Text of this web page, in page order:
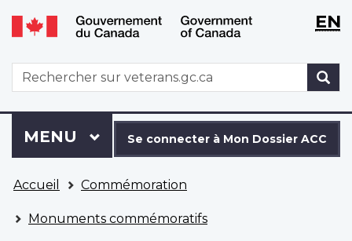
Aller
au
principal
Passer
à
version
HTML
simplifiée
WxT
WxTEN
WxT
Search
form
connecter
à
Dossier
ACC
Se connecter à Mon Dossier ACC
Menu
MENU PRINCIPAL
êtes
ici
Accueil Commémoration
Monuments commémoratifs